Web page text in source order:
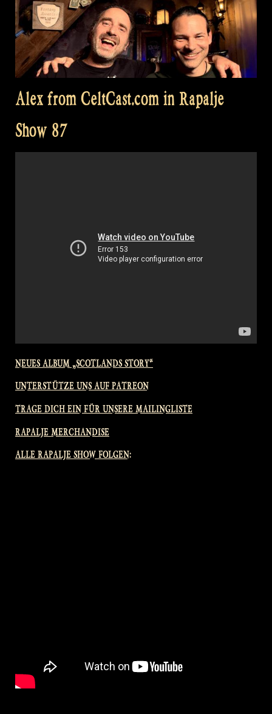
Alex from CeltCast.com in Rapalje
Show 87
NEUES ALBUM „SCOTLANDS STORY“
UNTERSTÜTZE UNS AUF PATREON
TRAGE DICH EIN FÜR UNSERE MAILINGLISTE
RAPALJE MERCHANDISE
ALLE RAPALJE SHOW FOLGEN: